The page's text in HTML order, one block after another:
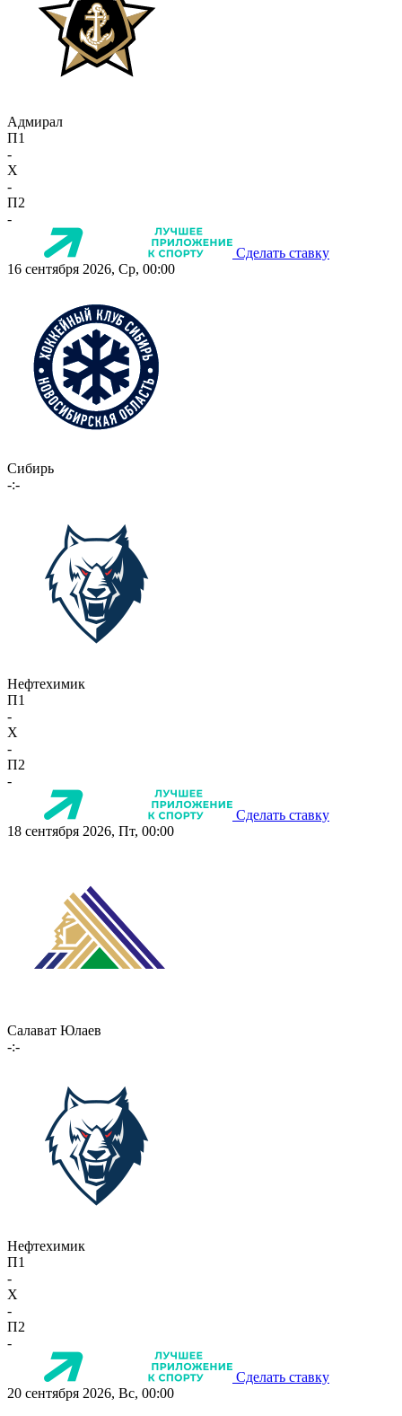
Адмирал
П1
-
X
-
П2
-
Сделать ставку
16 сентября 2026, Ср, 00:00
Сибирь
-:-
Нефтехимик
П1
-
X
-
П2
-
Сделать ставку
18 сентября 2026, Пт, 00:00
Салават Юлаев
-:-
Нефтехимик
П1
-
X
-
П2
-
Сделать ставку
20 сентября 2026, Вс, 00:00